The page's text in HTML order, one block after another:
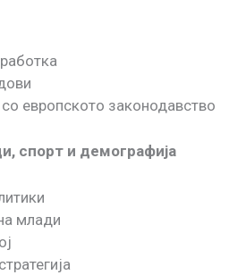
европското законодавство
спорт и демографија
млади